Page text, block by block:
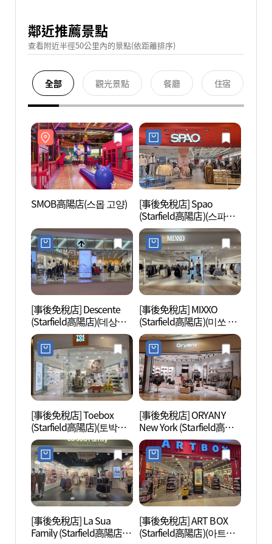
鄰近推薦景點
查看附近半徑50公里內的景點(依距離排序)
全部 觀光景點 餐廳 住宿
SMOB高陽店(스몹 고양)
[事後免稅店] Spao
(Starfield高陽店)(스파오
스타필드 고양점)
[事後免稅店] Descente
(Starfield高陽店)(데상트
스타필드 고양점)
[事後免稅店] MIXXO
(Starfield高陽店)(미쏘 스
타필드 고양점)
[事後免稅店] Toebox
(Starfield高陽店)(토박스
스타필드 고양점)
[事後免稅店] ORYANY
New York (Starfield高陽
店)(오야니 스타필드 고양
점)
[事後免稅店] La Sua
Family (Starfield高陽店)
[事後免稅店] ART BOX
(Starfield高陽店)(아트박